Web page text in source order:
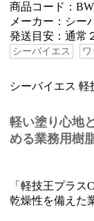
商品コード：
メーカー：シ
発送目安：通常
シーバイエス
シーバイエス 軽
軽い塗り心地
める業務用樹
「軽技王プラ
乾燥性を備えた